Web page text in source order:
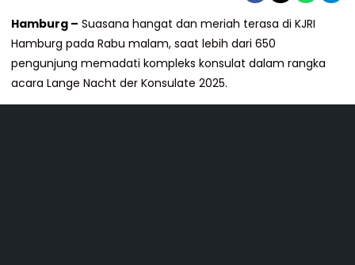
Hamburg – Suasana hangat dan meriah terasa di KJRI
Hamburg pada Rabu malam, saat lebih dari 650
pengunjung memadati kompleks konsulat dalam rangka
acara Lange Nacht der Konsulate 2025.